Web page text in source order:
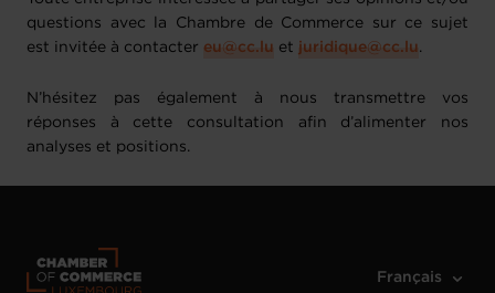
questions avec la Chambre de Commerce sur ce sujet
est invitée à contacter eu@cc.lu et juridique@cc.lu.
N’hésitez pas également à nous transmettre vos
réponses à cette consultation afin d’alimenter nos
analyses et positions.